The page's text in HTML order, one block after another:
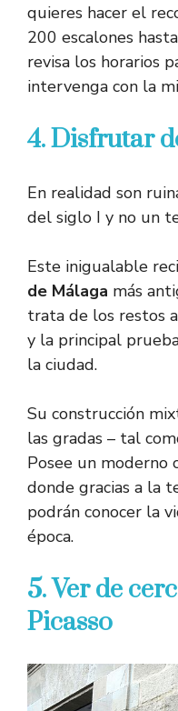
quieres hacer el
200 escalones
revisa los horarios
intervenga con la
4. Disfrutar
En realidad son
del siglo I y no un
Este inigualable
de Málaga más
trata de los restos
y la principal
la ciudad.
Su construcción
las gradas – tal
Posee un
donde gracias a la
podrán conocer la
época.
5. Ver de
Picasso